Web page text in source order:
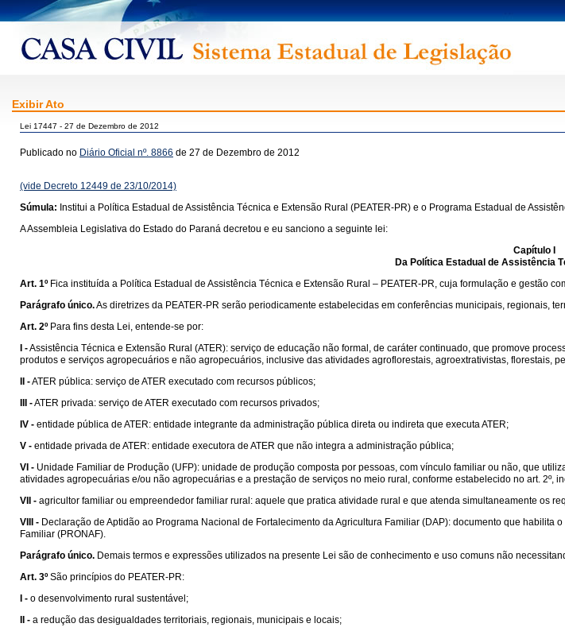
Exibir Ato
Lei 17447 - 27 de Dezembro de 2012
Publicado no Diário Oficial nº. 8866 de 27 de Dezembro de 2012
(vide Decreto 12449 de 23/10/2014)
Súmula: Institui a Política Estadual de Assistência Técnica e Extensão Rural (PEATER-PR) e o Programa Estadual de
A Assembleia Legislativa do Estado do Paraná decretou e eu sanciono a seguinte lei:
Capítulo I
Da Política Estadual de Assistência
Art. 1º Fica instituída a Política Estadual de Assistência Técnica e Extensão Rural – PEATER-PR, cuja formulação e gestão
Parágrafo único.As diretrizes da PEATER-PR serão periodicamente estabelecidas em conferências municipais, regionais,
Art. 2º Para fins desta Lei, entende-se por:
I -Assistência Técnica e Extensão Rural (ATER): serviço de educação não formal, de caráter continuado, que promove
produtos e serviços agropecuários e não agropecuários, inclusive das atividades agroflorestais, agroextrativistas, florestais,
II -ATER pública: serviço de ATER executado com recursos públicos;
III -ATER privada: serviço de ATER executado com recursos privados;
IV - entidade pública de ATER: entidade integrante da administração pública direta ou indireta que executa ATER;
V - entidade privada de ATER: entidade executora de ATER que não integra a administração pública;
VI - Unidade Familiar de Produção (UFP): unidade de produção composta por pessoas, com vínculo familiar ou não, que
atividades agropecuárias e/ou não agropecuárias e a prestação de serviços no meio rural, conforme estabelecido no art. 2º,
VII - agricultor familiar ou empreendedor familiar rural: aquele que pratica atividade rural e que atenda simultaneamente os
VIII - Declaração de Aptidão ao Programa Nacional de Fortalecimento da Agricultura Familiar (DAP): documento que
Familiar (PRONAF).
Parágrafo único. Demais termos e expressões utilizados na presente Lei são de conhecimento e uso comuns não
Art. 3º São princípios do PEATER-PR:
I - o desenvolvimento rural sustentável;
II - a redução das desigualdades territoriais, regionais, municipais e locais;